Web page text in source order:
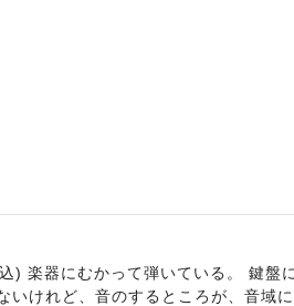
楽器にむかって弾いている。 鍵盤
けれど、音のするところが、音域